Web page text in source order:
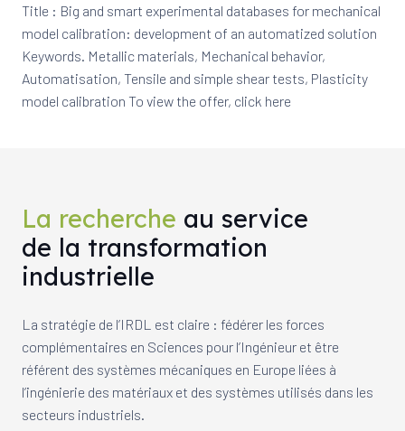
Title : Big and smart experimental databases for mechanical
model calibration: development of an automatized solution
Keywords. Metallic materials, Mechanical behavior,
Automatisation, Tensile and simple shear tests, Plasticity
model calibration To view the offer, click here
La recherche au service
de la transformation
industrielle
La stratégie de l’IRDL est claire : fédérer les forces
complémentaires en Sciences pour l’Ingénieur et être
référent des systèmes mécaniques en Europe liées à
l’ingénierie des matériaux et des systèmes utilisés dans les
secteurs industriels.